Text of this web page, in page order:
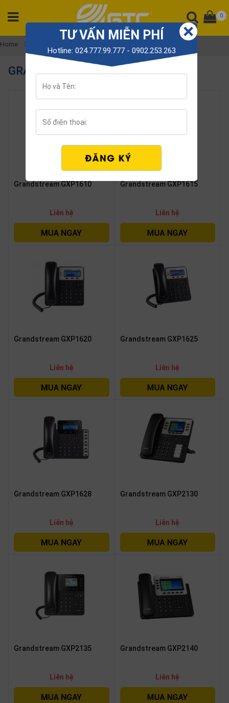
0
Home
GRANDSTREAM IP PHONES
Grandstream GXP1610
Liên hệ
Grandstream GXP1615
Liên hệ
Grandstream GXP1620
Liên hệ
Grandstream GXP1625
Liên hệ
Grandstream GXP1628
Liên hệ
Grandstream GXP2130
Liên hệ
Grandstream GXP2135
Liên hệ
Grandstream GXP2140
Liên hệ
CATEGORY
PRODUCT
nghị
LANGUAGE
TƯ VẤN MIỄN PHÍ
Hotline: 024.777.99.777 - 0902.253.263